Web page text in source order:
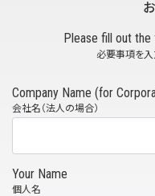
Please fill out
必要事項を入
Company Name (for
会社名（法人の場合）
Your Name
個人名